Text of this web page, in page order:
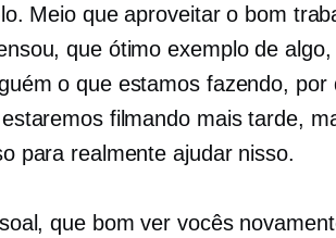
Meio que aproveitar o bom
que ótimo exemplo de
o que estamos fazendo,
filmando mais tarde,
para realmente ajudar nisso.
que bom ver vocês